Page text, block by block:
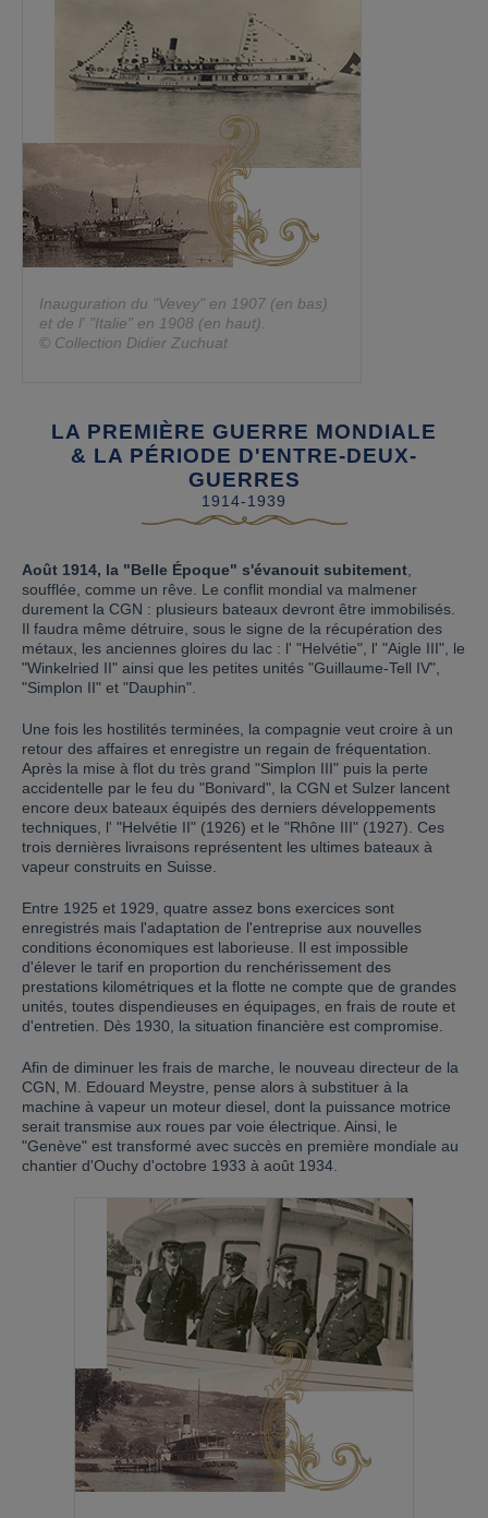
Inauguration du "Vevey" en 1907 (en bas)
et de l' "Italie" en 1908 (en haut).
© Collection Didier Zuchuat
LA PREMIÈRE GUERRE MONDIALE
& LA PÉRIODE D'ENTRE-DEUX-
GUERRES
1914-1939
Août 1914, la "Belle Époque" s'évanouit subitement
soufflée, comme un rêve. Le conflit mondial va malmener
durement la CGN : plusieurs bateaux devront être immobilisés.
Il faudra même détruire, sous le signe de la récupération des
métaux, les anciennes gloires du lac : l' "Helvétie", l' "Aigle III", le
"Winkelried II" ainsi que les petites unités "Guillaume-Tell IV",
"Simplon II" et "Dauphin".
Une fois les hostilités terminées, la compagnie veut croire à un
retour des affaires et enregistre un regain de fréquentation.
Après la mise à flot du très grand "Simplon III" puis la perte
accidentelle par le feu du "Bonivard", la CGN et Sulzer lancent
encore deux bateaux équipés des derniers développements
techniques, l' "Helvétie II" (1926) et le "Rhône III" (1927). Ces
trois dernières livraisons représentent les ultimes bateaux à
vapeur construits en Suisse.
Entre 1925 et 1929, quatre assez bons exercices sont
enregistrés mais l'adaptation de l'entreprise aux nouvelles
conditions économiques est laborieuse. Il est impossible
d'élever le tarif en proportion du renchérissement des
prestations kilométriques et la flotte ne compte que de grandes
unités, toutes dispendieuses en équipages, en frais de route et
d'entretien. Dès 1930, la situation financière est compromise.
Afin de diminuer les frais de marche, le nouveau directeur de la
CGN, M. Edouard Meystre, pense alors à substituer à la
machine à vapeur un moteur diesel, dont la puissance motrice
serait transmise aux roues par voie électrique. Ainsi, le
"Genève" est transformé avec succès en première mondiale au
chantier d'Ouchy d'octobre 1933 à août 1934.